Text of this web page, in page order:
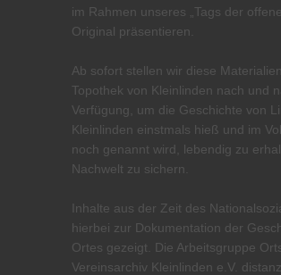
im Rahmen unseres „Tags der
Original präsentieren.
Ab sofort stellen wir diese
Topothek von Kleinlinden nach und
Verfügung, um die Geschichte von
Kleinlinden einstmals hieß und im
noch genannt wird, lebendig zu
Nachwelt zu sichern.
Inhalte aus der Zeit des
hierbei zur Dokumentation der
Ortes gezeigt. Die Arbeitsgruppe
Vereinsarchiv Kleinlinden e.V.